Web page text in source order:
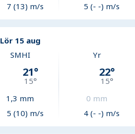
7 (13) m/s
5 (- -) m/s
Lör 15 aug
SMHI
21°
15°
1,3 mm
5 (10) m/s
Yr
22°
15°
0 mm
4 (- -) m/s